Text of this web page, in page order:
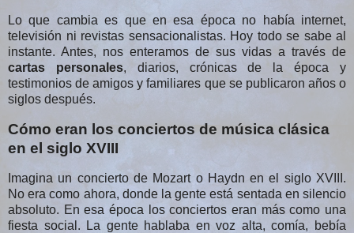
Lo que cambia es que en esa época no había internet,
televisión ni revistas sensacionalistas. Hoy todo se sabe al
cartas personales, diarios, crónicas de la época y
testimonios de amigos y familiares que se publicaron años o
siglos después.
Cómo eran los conciertos de música clásica
en el siglo XVIII
Imagina un concierto de Mozart o Haydn en el siglo XVIII.
No era como ahora, donde la gente está sentada en silencio
absoluto. En esa época los conciertos eran más como una
fiesta social. La gente hablaba en voz alta, comía, bebía